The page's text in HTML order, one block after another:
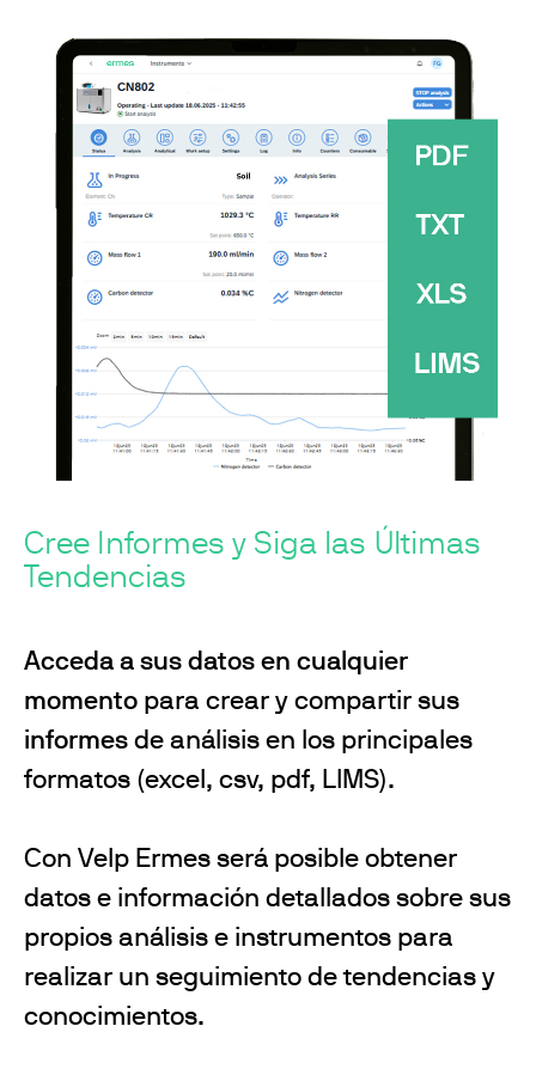
Cree Informes y Siga las Últimas
Tendencias
Acceda a sus datos en cualquier
momento para crear y compartir sus
informes de análisis en los principales
formatos (excel, csv, pdf, LIMS).
Con Velp Ermes será posible obtener
datos e información detallados sobre sus
propios análisis e instrumentos para
realizar un seguimiento de tendencias y
conocimientos.